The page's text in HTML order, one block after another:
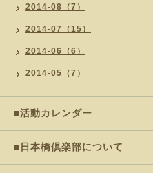
2014-08（7）
2014-07（15）
2014-06（6）
2014-05（7）
■活動カレンダー
■日本橋倶楽部について